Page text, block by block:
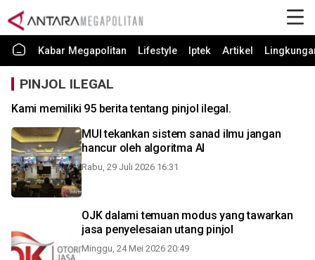
Kabar Megapolitan Lifestyle Iptek Artikel
PINJOL ILEGAL
Kami memiliki 95 berita tentang pinjol ilegal.
MUI tekankan sistem sanad ilmu jangan
hancur oleh algoritma AI
Rabu, 29 Juli 2026 16:31
OJK dalami temuan modus yang tawarkan
jasa penyelesaian utang pinjol
Minggu, 24 Mei 2026 20:49